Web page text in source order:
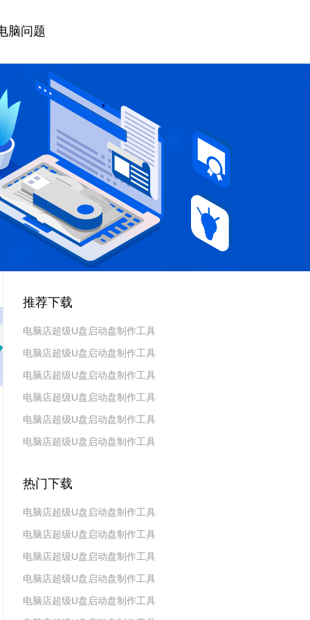
脑问题
推荐下载
电脑店超级U盘启动盘制作工具
v7.5_2606
电脑店超级U盘启动盘制作工具
v7.5_2604
电脑店超级U盘启动盘制作工具
v7.5_2602
电脑店超级U盘启动盘制作工具
v7.5_2511
电脑店超级U盘启动盘制作工具
v7.5_2509
电脑店超级U盘启动盘制作工具
热门下载
电脑店超级U盘启动盘制作工具
v7.5_2606
电脑店超级U盘启动盘制作工具
v7.5_2604
电脑店超级U盘启动盘制作工具
v7.5_2602
电脑店超级U盘启动盘制作工具
v7.5 2019(天蓬元帅版)
电脑店超级U盘启动盘制作工具